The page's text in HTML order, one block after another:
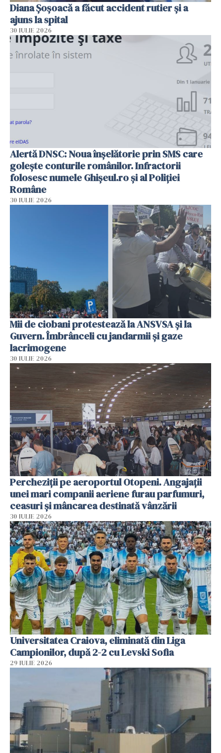
Diana Șoșoacă a făcut accident rutier și a
ajuns la spital
30 IULIE 2026
Alertă DNSC: Noua înșelătorie prin SMS care
golește conturile românilor. Infractorii
folosesc numele Ghișeul.ro și al Poliției
Române
30 IULIE 2026
Mii de ciobani protestează la ANSVSA și la
Guvern. Îmbrânceli cu jandarmii și gaze
lacrimogene
30 IULIE 2026
Percheziții pe aeroportul Otopeni. Angajații
unei mari companii aeriene furau parfumuri,
ceasuri și mâncarea destinată vânzării
30 IULIE 2026
Universitatea Craiova, eliminată din Liga
Campionilor, după 2-2 cu Levski Sofia
29 IULIE 2026